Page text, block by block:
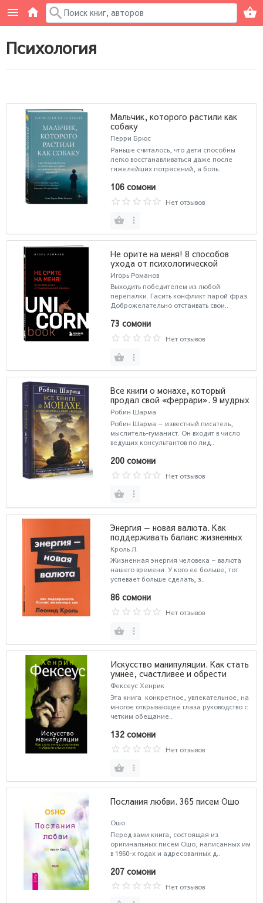
Психология
Мальчик, которого растили как
собаку
Перри Брюс
Раньше считалось, что дети способны
легко восстанавливаться даже после
тяжелейших потрясений, а боль..
106 сомони
Нет отзывов
Не орите на меня! 8 способов
ухода от психологической
агрессии
Игорь Романов
Выходить победителем из любой
перепалки. Гасить конфликт парой фраз.
Доброжелательно отстаивать свои..
73 сомони
Нет отзывов
Все книги о монахе, который
продал свой «феррари». 9 мудрых
книг о счастье и предназначении
Робин Шарма
Робин Шарма — известный писатель,
мыслитель-гуманист. Он входит в число
ведущих консультантов по лид..
200 сомони
Нет отзывов
Энергия — новая валюта. Как
поддерживать баланс жизненных
сил
Кроль Л.
Жизненная энергия человека – валюта
нашего времени. У кого ее больше, тот
успевает больше сделать, з..
86 сомони
Нет отзывов
Искусство манипуляции. Как стать
умнее, счастливее и обрести
смысл жизни (AB)
Фексеус Хенрик
Эта книга конкретное, увлекательное, на
многое открывающее глаза руководство с
четким обещание..
132 сомони
Нет отзывов
Послания любви. 365 писем Ошо
Ошо
Перед вами книга, состоящая из
оригинальных писем Ошо, написанных им
в 1960-х годах и адресованных д..
207 сомони
Нет отзывов